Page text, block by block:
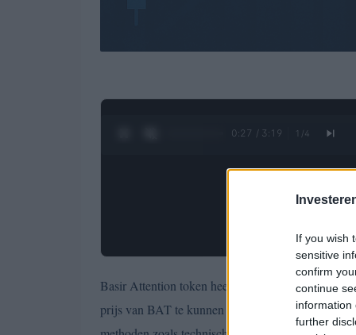
If you wish
sensitive
confirm
continue
information
further
0:28 / 3:19 1 /4
Basir Attention token heeft een hoge volatiliteit
prijs van BAT te kunnen voorspellen en